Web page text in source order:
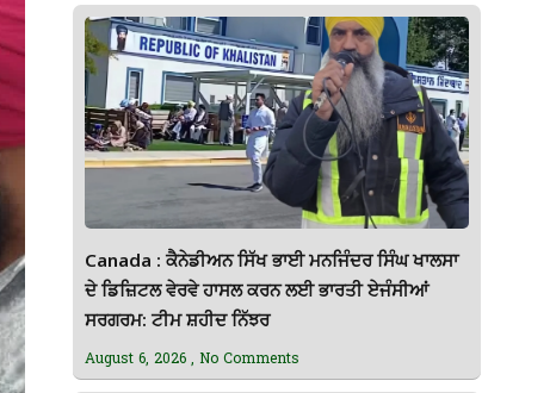
Canada : ਕੈਨੇਡੀਅਨ ਸਿੱਖ ਭਾਈ ਮਨਜਿੰਦਰ ਸਿੰਘ ਖਾਲਸਾ
ਦੇ ਡਿਜ਼ਿਟਲ ਵੇਰਵੇ ਹਾਸਲ ਕਰਨ ਲਈ ਭਾਰਤੀ ਏਜੰਸੀਆਂ
ਸਰਗਰਮ: ਟੀਮ ਸ਼ਹੀਦ ਨਿੱਝਰ
August 6, 2026 No Comments